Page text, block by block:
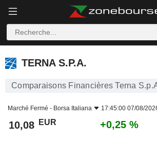
TERNA S.P.A.
TERNA S.P.A.
Comparaisons Financières Terna
Marché Fermé - Borsa Italiana 17:45:00 07/08/
10,08 EUR +0,25 %